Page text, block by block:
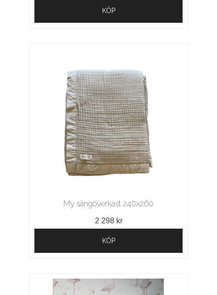
KÖP
My sängöverkast 240x260
2 298 kr
KÖP